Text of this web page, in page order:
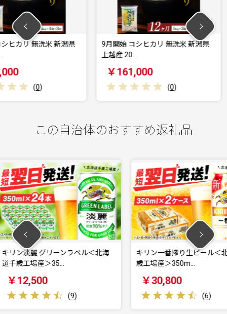
新潟県
9月開始 コシヒカリ 無洗米 新潟県
￥161,000
(0)
9月開始
この自治体のおすすめ返礼品
ル＜北海
キリン一番搾り生ビール＜北海道千
【JALの